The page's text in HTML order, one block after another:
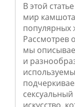
В этой
мир
популярных
Рассмотрев
мы
и